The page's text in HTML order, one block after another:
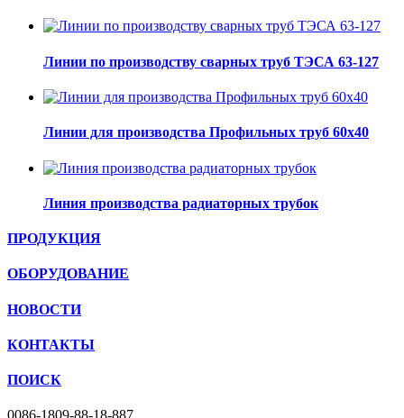
Линии по производству сварных труб ТЭСА 63-127
Линии для производства Профильных труб 60х40
Линия производства радиаторных трубок
ПРОДУКЦИЯ
ОБОРУДОВАНИЕ
НОВОСТИ
КОНТАКТЫ
ПОИСК